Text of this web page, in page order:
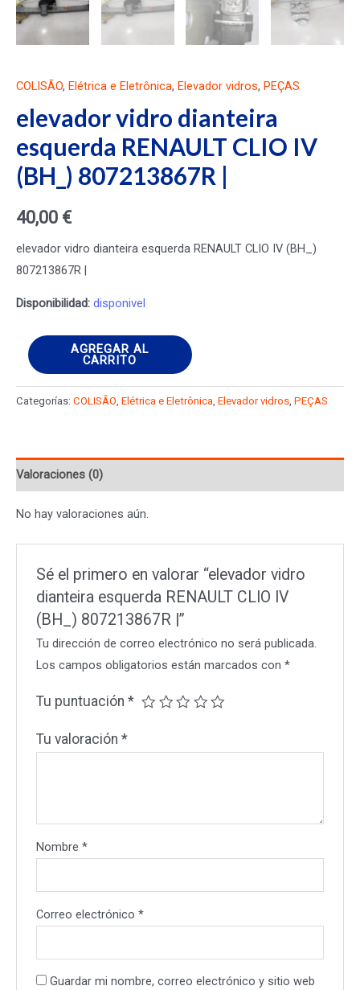
COLISÃO, Elétrica e Eletrônica, Elevador vidros, PEÇAS
elevador vidro dianteira
esquerda RENAULT CLIO IV
(BH_) 807213867R |
40,00 €
elevador vidro dianteira esquerda RENAULT CLIO IV (BH_)
807213867R |
Disponibilidad: disponivel
elevador
vidro
dianteira
esquerda
IV
807213867R
|
AGREGAR AL
CARRITO
Categorías: COLISÃO, Elétrica e Eletrônica, Elevador vidros, PEÇAS
Valoraciones (0)
No hay valoraciones aún.
Sé el primero en valorar “elevador vidro
dianteira esquerda RENAULT CLIO IV
(BH_) 807213867R |”
Tu dirección de correo electrónico no será publicada.
Los campos obligatorios están marcados con*
Tu puntuación*
Tu valoración*
Nombre*
Correo electrónico*
Guardar mi nombre, correo electrónico y sitio web